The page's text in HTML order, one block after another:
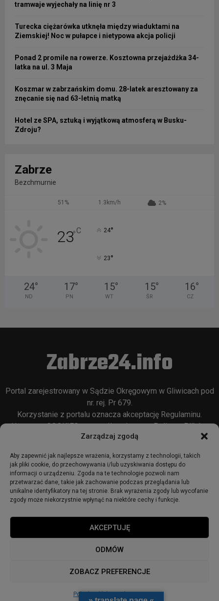
Zarządzaj zgodą
Aby zapewnić jak najlepsze wrażenia, korzystamy z technologii, takich
jak pliki cookie, do przechowywania i/lub uzyskiwania dostępu do
informacji o urządzeniu. Zgoda na te technologie pozwoli nam
przetwarzać dane, takie jak zachowanie podczas przeglądania lub
unikalne identyfikatory na tej stronie. Brak wyrażenia zgody lub wycofanie
zgody może niekorzystnie wpłynąć na niektóre cechy i funkcje.
AKCEPTUJĘ
ODMÓW
ZOBACZ PREFERENCJE
Polityka plików cookies
tramwaje wyjechały na linię nr 3
Turecka ciężarówka utknęła między wiaduktami na
Ziemskiej! Noc w pułapce i nietypowa akcja policji
Ponad 2 promile na rowerze. Kosztowna przejażdżka 34-
latka na ul. 3 Maja
Koszmar w zabrzańskim domu. 28-latek aresztowany za
znęcanie się nad 63-letnią matką
Hotel ze SPA, sztuką i wyjątkową atmosferą w Busku-
Zdroju?
Zabrze
Bezchmurnie
51% 1.3km/h 2%
23°C 24°
23°
24°
ND
17°
PN
15°
WT
15°
ŚR
16°
CZ
Zabrze24.info
Portal zarejestrowany w Sądzie Okręgowym w Gliwicach pod
nr. rej. Pr 679.
Korzystanie z portalu oznacza akceptację Regulaminu.
Używamy COOKIES w sposób opisany wPolityce Plików
Cookie
© 2018 - zabrze24.info.
Polityka Prywatności
Polityka cookies